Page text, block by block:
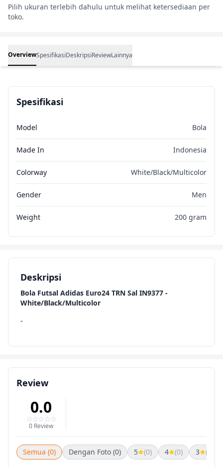
Pilih ukuran terlebih dahulu untuk melihat ketersediaan per
toko.
OverviewSpesifikasiDeskripsiReviewLainnya
Spesifikasi
Model Bola
Made In Indonesia
Colorway White/Black/Multicolor
Gender Men
Weight 200 gram
Deskripsi
Bola Futsal Adidas Euro24 TRN Sal IN9377 -
White/Black/Multicolor
-
Review
0.0
0 Review
Semua (0) Dengan Foto (0) 5 (0) 4 (0) 3 (0)